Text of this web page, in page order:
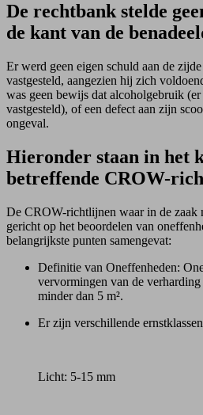
De rechtbank stelde
de kant van de
Er werd geen eigen schuld aan de
vastgesteld, aangezien hij zich
was geen bewijs dat alcoholgebruik
vastgesteld), of een defect aan zijn
ongeval.
Hieronder staan in het
betreffende CROW-
De CROW-richtlijnen waar in de zaak
gericht op het beoordelen van
belangrijkste punten samengevat:
Definitie van Oneffenheden:
vervormingen van de
minder dan 5 m².
Er zijn verschillende
Licht: 5-15 mm